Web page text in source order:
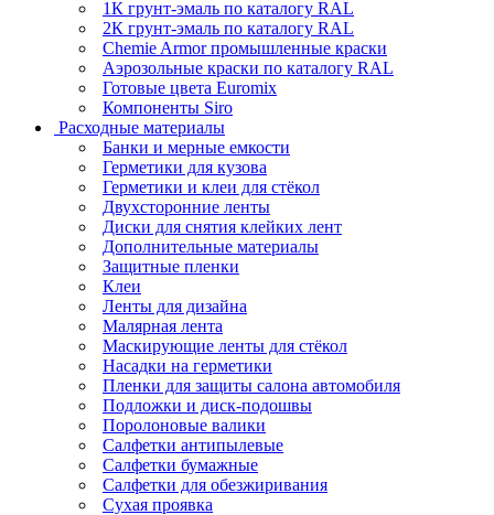
1К грунт-эмаль по каталогу RAL
2К грунт-эмаль по каталогу RAL
Chemie Armor промышленные краски
Аэрозольные краски по каталогу RAL
Готовые цвета Euromix
Компоненты Siro
Расходные материалы
Банки и мерные емкости
Герметики для кузова
Герметики и клеи для стёкол
Двухсторонние ленты
Диски для снятия клейких лент
Дополнительные материалы
Защитные пленки
Клеи
Ленты для дизайна
Малярная лента
Маскирующие ленты для стёкол
Насадки на герметики
Пленки для защиты салона автомобиля
Подложки и диск-подошвы
Поролоновые валики
Салфетки антипылевые
Салфетки бумажные
Салфетки для обезжиривания
Сухая проявка